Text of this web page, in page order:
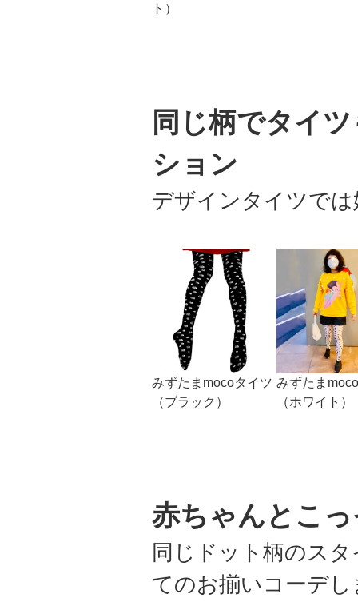
ト）
同じ柄でタイ
ション
デザインタイツで
みずたまmocoタイツ
（ブラック）
みずたま
（ホワイト）
赤ちゃんとこ
同じドット柄のス
てのお揃いコーデ